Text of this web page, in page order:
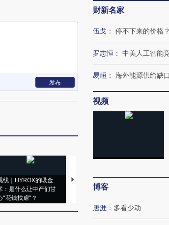
发布
线｜HYROX的吸金
：是什么让中产们甘
“花钱找虐”？
马航飞行员跨国走私7万
粒摇头丸 尿检体内含3种
视线｜
财新名家
伍戈 ： 停不下来的价格？
罗志恒 ： 中美人工智能
易峘 ： 海外能源供给缺
视频
博客
唐涯 ： 多看少动